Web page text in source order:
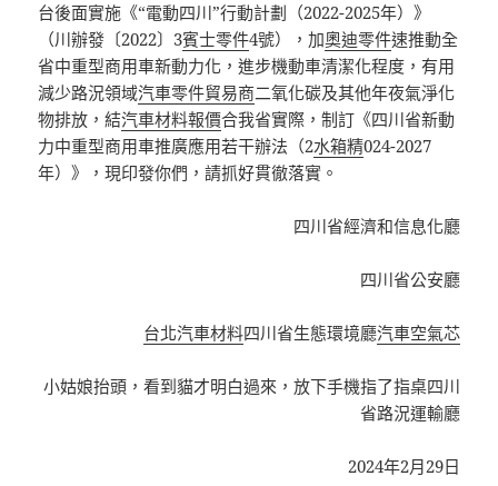
台後面實施《“電動四川”行動計劃（2022-2025年）》
（川辦發〔2022〕3賓士零件4號），加奧迪零件速推動全
省中重型商用車新動力化，進步機動車清潔化程度，有用
減少路況領域汽車零件貿易商二氧化碳及其他年夜氣淨化
物排放，結汽車材料報價合我省實際，制訂《四川省新動
力中重型商用車推廣應用若干辦法（2水箱精024-2027
年）》，現印發你們，請抓好貫徹落實。
四川省經濟和信息化廳
四川省公安廳
台北汽車材料四川省生態環境廳汽車空氣芯
小姑娘抬頭，看到貓才明白過來，放下手機指了指桌四川
省路況運輸廳
2024年2月29日